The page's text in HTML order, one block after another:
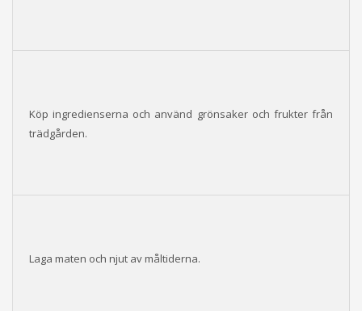
Köp ingredienserna och använd grönsaker och frukter från
trädgården.
Laga maten och njut av måltiderna.